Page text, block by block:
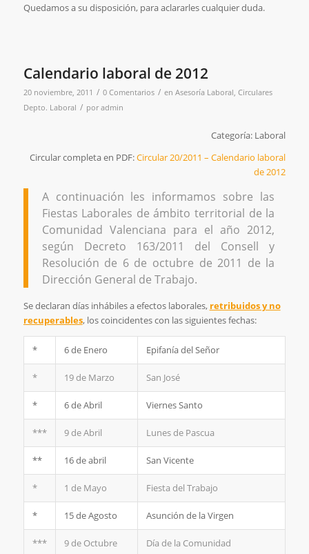
Quedamos a su disposición, para aclararles cualquier duda.
Calendario laboral de 2012
20 noviembre, 2011 / 0 Comentarios / en Asesoría Laboral Circulares
Depto. Laboral / poradmin
Categoría: Laboral
Circular completa en PDF:Circular 20/2011 – Calendario laboral
de 2012
A continuación les informamos sobre las
Fiestas Laborales de ámbito territorial de la
Comunidad Valenciana para el año 2012,
según Decreto 163/2011 del Consell y
Resolución de 6 de octubre de 2011 de la
Dirección General de Trabajo.
Se declaran días inhábiles a efectos laborales, retribuidos y no
recuperables, los coincidentes con las siguientes fechas:
* 6 de Enero Epifanía del Señor
* 19 de Marzo San José
* 6 de Abril Viernes Santo
*** 9 de Abril Lunes de Pascua
** 16 de abril San Vicente
* 1 de Mayo Fiesta del Trabajo
* 15 de Agosto Asunción de la Virgen
*** 9 de Octubre
Día de la Comunidad